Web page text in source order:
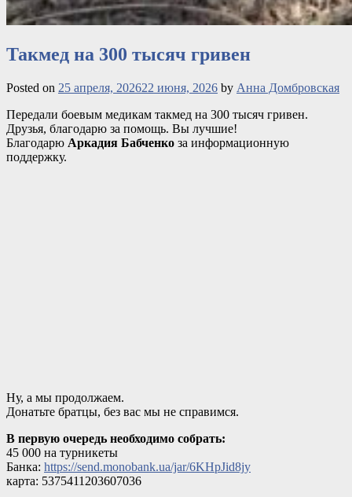
Такмед на 300 тысяч гривен
Posted on 25 апреля, 202622 июня, 2026 by Анна Домбровская
Передали боевым медикам такмед на 300 тысяч гривен.
Друзья, благодарю за помощь. Вы лучшие!
Благодарю Аркадия Бабченко за информационную
поддержку.
Ну, а мы продолжаем.
Донатьте братцы, без вас мы не справимся.
В первую очередь необходимо собрать:
45 000 на турникеты
Банка: https://send.monobank.ua/jar/6KHpJid8jy
карта: 5375411203607036